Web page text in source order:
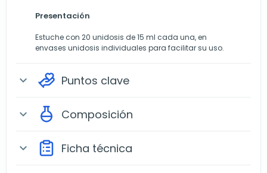
Presentación
Estuche con 20 unidosis de 15 ml cada una, en
envases unidosis individuales para facilitar su uso.
expand_more Puntos clave
expand_more Composición
expand_more Ficha técnica